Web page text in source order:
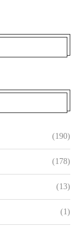
(190)
(178)
(13)
(1)